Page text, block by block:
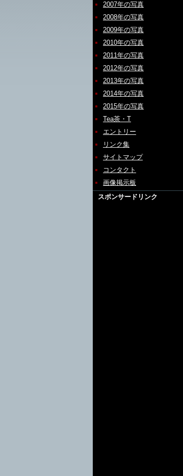
2007年の写真
2008年の写真
2009年の写真
2010年の写真
2011年の写真
2012年の写真
2013年の写真
2014年の写真
2015年の写真
Tea茶・T
エントリー
リンク集
サイトマップ
コンタクト
画像掲示板
スポンサードリンク